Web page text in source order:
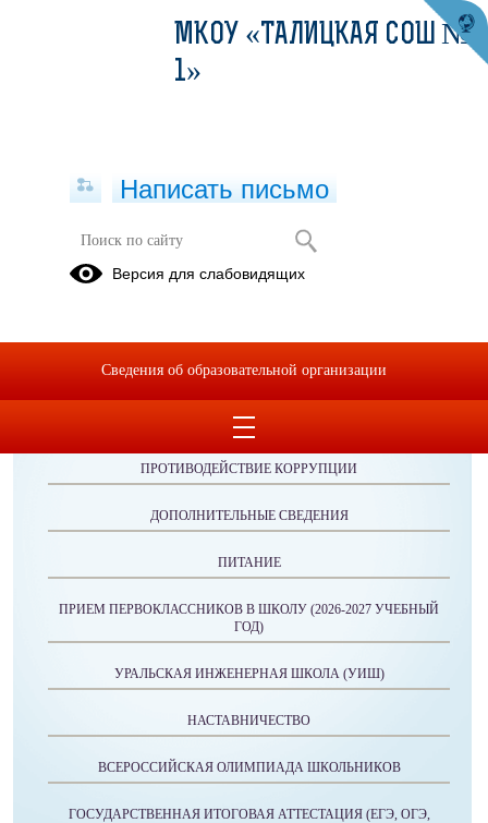
Информация
ОБРАЩЕНИЯ ГРАЖДАН
ПРОТИВОДЕЙСТВИЕ КОРРУПЦИИ
ДОПОЛНИТЕЛЬНЫЕ СВЕДЕНИЯ
ПИТАНИЕ
ПРИЕМ ПЕРВОКЛАССНИКОВ В ШКОЛУ (2026-2027 УЧЕБНЫЙ
ГОД)
УРАЛЬСКАЯ ИНЖЕНЕРНАЯ ШКОЛА (УИШ)
НАСТАВНИЧЕСТВО
ВСЕРОССИЙСКАЯ ОЛИМПИАДА ШКОЛЬНИКОВ
ГОСУДАРСТВЕННАЯ ИТОГОВАЯ АТТЕСТАЦИЯ (ЕГЭ, ОГЭ,
МКОУ «ТАЛИЦКАЯ СОШ №
1»
Написать письмо
Версия для слабовидящих
Сведения об образовательной организации